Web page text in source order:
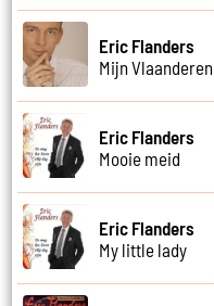
Eric Flanders
Mijn Vlaanderen
Eric Flanders
Mooie meid
Eric Flanders
My little lady